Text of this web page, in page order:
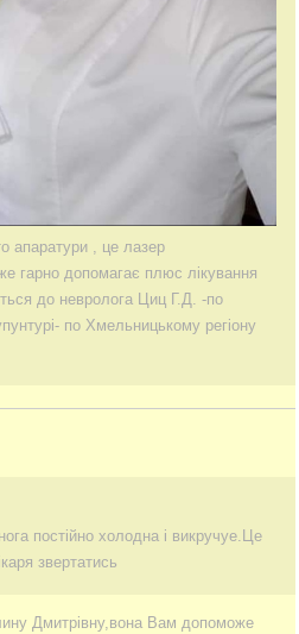
апаратури , це лазер
гарно допомагає плюс лікування
до невролога Циц Г.Д. -по
по Хмельницькому регіону
постійно холодна і викручуе.Це
звертатись
Дмитрівну,вона Вам допоможе